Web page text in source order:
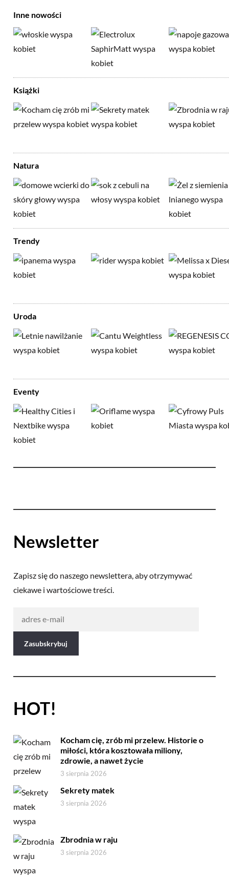
Inne nowości
Książki
Natura
Trendy
Uroda
Eventy
Newsletter
Zapisz się do naszego newslettera, aby otrzymywać
ciekawe i wartościowe treści.
HOT!
Kocham cię, zrób mi przelew. Historie o
miłości, która kosztowała miliony,
zdrowie, a nawet życie
3 sierpnia 2026
Sekrety matek
3 sierpnia 2026
Zbrodnia w raju
3 sierpnia 2026